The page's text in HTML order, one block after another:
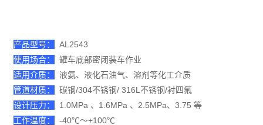
产品型号：
AL2543
使用场合：
罐车底部密闭装车作业
适用介质：
液氨、液化石油气、溶剂等化工介质
管道材质：
碳钢/304不锈钢/ 316L不锈钢/衬四氟
设计压力：
1.0MPa 、1.6MPa 、2.5MPa、3.75 等
工作温度：
-40℃～+100℃